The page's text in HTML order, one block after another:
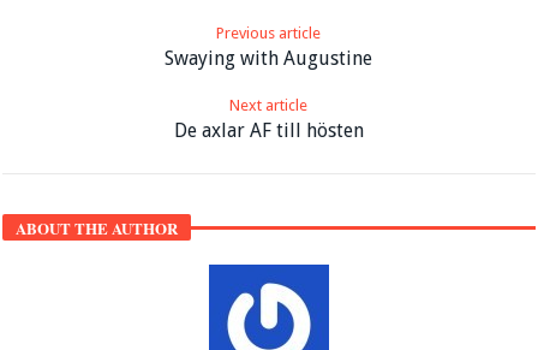
Previous article
Swaying with Augustine
Next article
De axlar AF till hösten
ABOUT THE AUTHOR